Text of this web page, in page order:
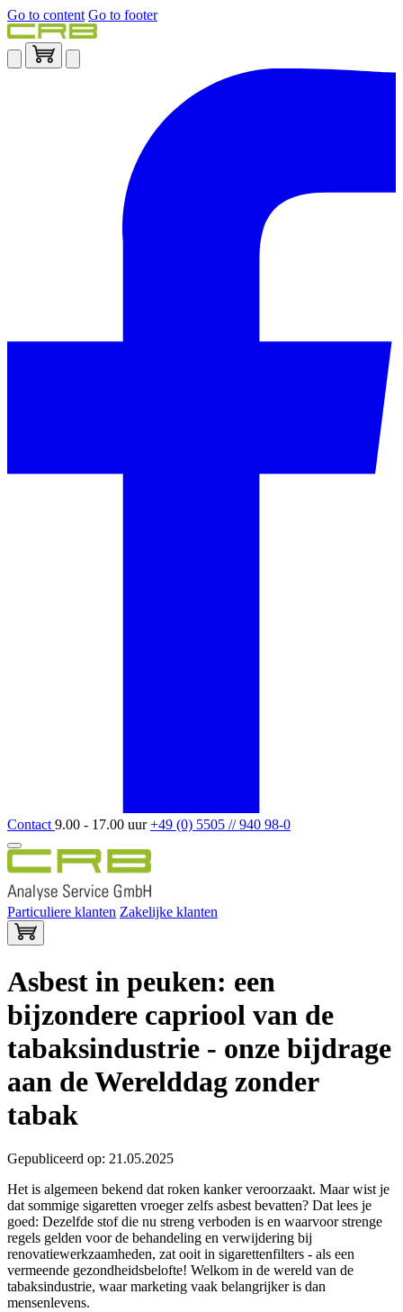
Go to content Go to footer
Contact 9.00 - 17.00 uur+49 (0) 5505 // 940 98-0
Particuliere klanten Zakelijke klanten
Asbest in peuken: een
bijzondere capriool van de
tabaksindustrie - onze bijdrage
aan de Werelddag zonder
tabak
Gepubliceerd op: 21.05.2025
Het is algemeen bekend dat roken kanker veroorzaakt. Maar wist je
dat sommige sigaretten vroeger zelfs asbest bevatten? Dat lees je
goed: Dezelfde stof die nu streng verboden is en waarvoor strenge
regels gelden voor de behandeling en verwijdering bij
renovatiewerkzaamheden, zat ooit in sigarettenfilters - als een
vermeende gezondheidsbelofte! Welkom in de wereld van de
tabaksindustrie, waar marketing vaak belangrijker is dan
mensenlevens.